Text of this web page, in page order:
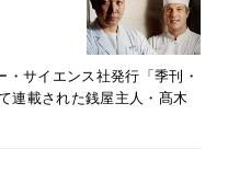
・サイエンス社発行「季刊・
連載された銭屋主人・髙木